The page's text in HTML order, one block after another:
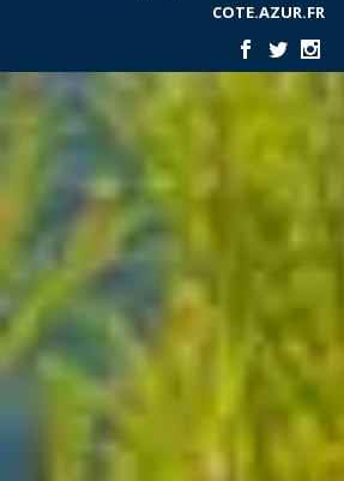
COTE.AZUR.FR